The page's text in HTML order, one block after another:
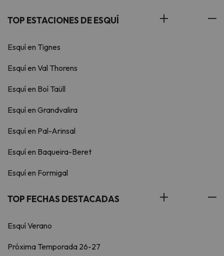
TOP ESTACIONES DE ESQUÍ
Esquí en Tignes
Esquí en Val Thorens
Esquí en Boí Taüll
Esquí en Grandvalira
Esquí en Pal-Arinsal
Esquí en Baqueira-Beret
Esquí en Formigal
TOP FECHAS DESTACADAS
Esquí Verano
Próxima Temporada 26-27